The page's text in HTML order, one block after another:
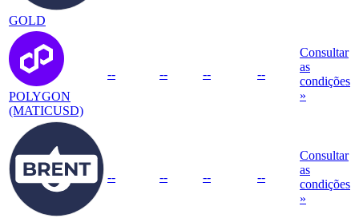
GOLD
POLYGON
(MATICUSD)
-- -- -- --
Consultar
as
condições
»
-- -- -- --
Consultar
as
condições
»